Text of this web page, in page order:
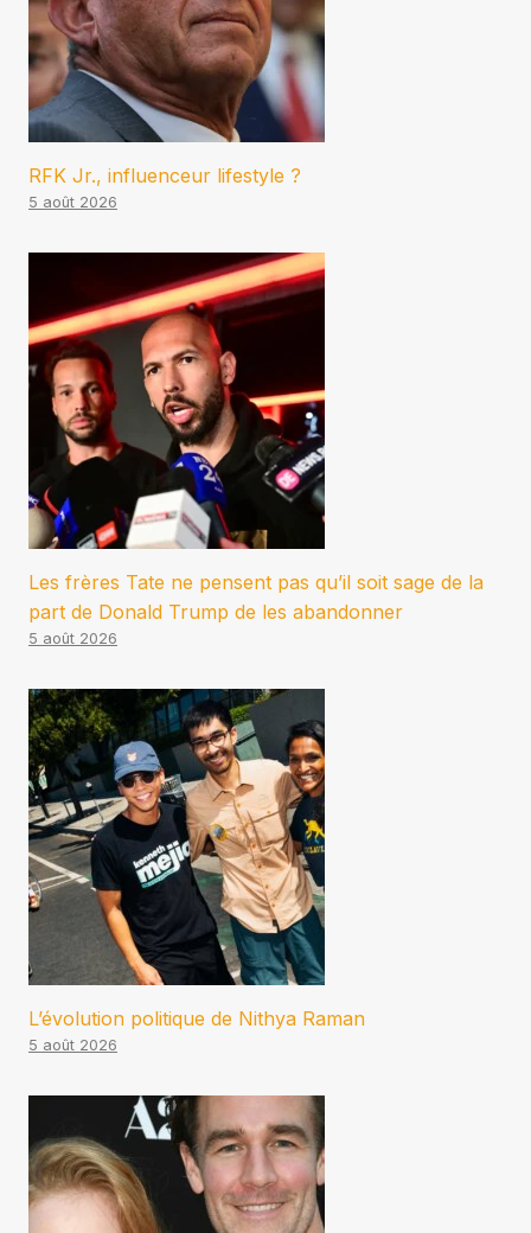
RFK Jr., influenceur lifestyle ?
5 août 2026
Les frères Tate ne pensent pas qu’il soit sage de la
part de Donald Trump de les abandonner
5 août 2026
L’évolution politique de Nithya Raman
5 août 2026